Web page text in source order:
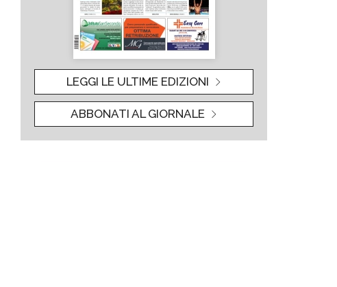
LEGGI LE ULTIME EDIZIONI
ABBONATI AL GIORNALE